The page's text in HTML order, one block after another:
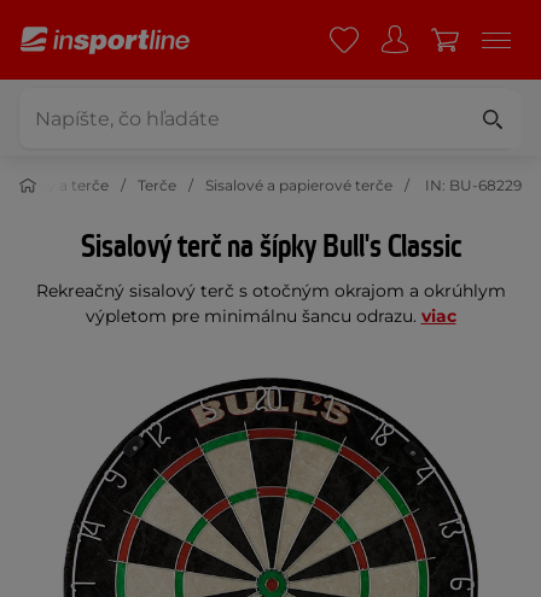
Šípky a terče Terče Sisalové a papierové terče IN: BU-68229
Sisalový terč na šípky Bull's Classic
Rekreačný sisalový terč s otočným okrajom a okrúhlym
výpletom pre minimálnu šancu odrazu. viac